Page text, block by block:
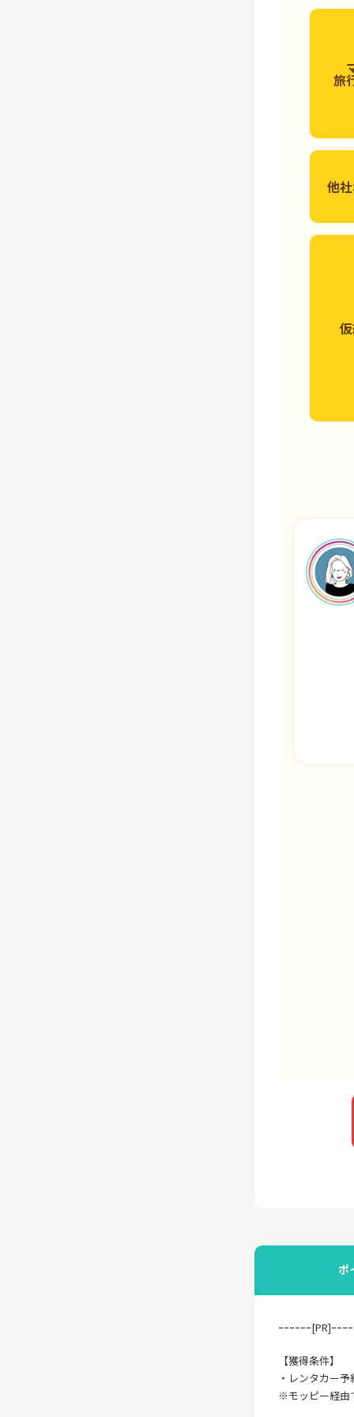
旅
他
ポ
ｰｰｰｰｰｰ[PR]ｰｰｰ
【獲得条件】
・レンタカー
※モッピー経由